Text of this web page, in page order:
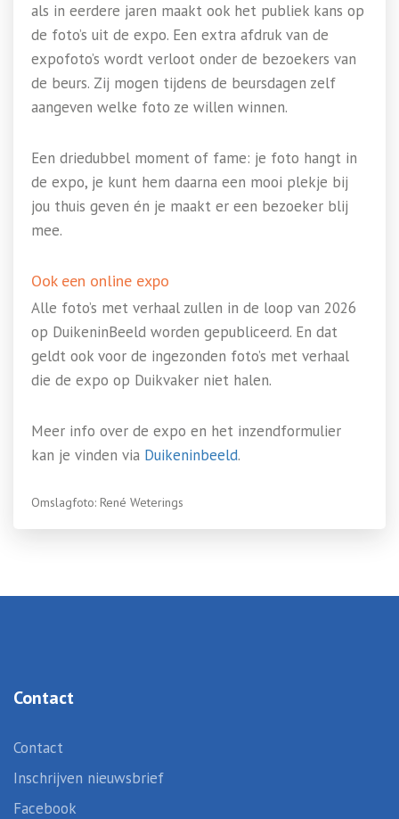
als in eerdere jaren maakt ook het publiek kans op
de foto’s uit de expo. Een extra afdruk van de
expofoto’s wordt verloot onder de bezoekers van
de beurs. Zij mogen tijdens de beursdagen zelf
aangeven welke foto ze willen winnen.
Een driedubbel moment of fame: je foto hangt in
de expo, je kunt hem daarna een mooi plekje bij
jou thuis geven én je maakt er een bezoeker blij
mee.
Ook een online expo
Alle foto’s met verhaal zullen in de loop van 2026
op DuikeninBeeld worden gepubliceerd. En dat
geldt ook voor de ingezonden foto’s met verhaal
die de expo op Duikvaker niet halen.
Meer info over de expo en het inzendformulier
kan je vinden via Duikeninbeeld.
Omslagfoto: René Weterings
Contact
Contact
Inschrijven nieuwsbrief
Facebook